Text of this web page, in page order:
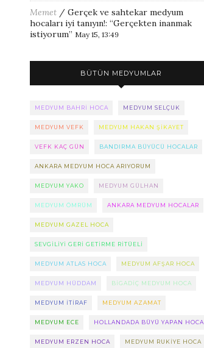
Memet / Gerçek ve sahtekar medyum
hocaları iyi tanıyın!: “Gerçekten inanmak
istiyorum” May 15, 13:49
BÜTÜN MEDYUMLAR
MEDYUM BAHRI HOCA MEDYUM SELÇUK
MEDYUM VEFK MEDYUM HAKAN ŞIKAYET
VEFK KAÇ GÜN BANDIRMA BÜYÜCÜ HOCALAR
ANKARA MEDYUM HOCA ARIYORUM
MEDYUM YAKO MEDYUM GÜLHAN
MEDYUM ÖMRÜM ANKARA MEDYUM HOCALAR
MEDYUM GAZEL HOCA
SEVGILIYI GERI GETIRME RITÜELI
MEDYUM ATLAS HOCA MEDYUM AFŞAR HOCA
MEDYUM HÜDDAM BIGADIÇ MEDYUM HOCA
MEDYUM ITIRAF MEDYUM AZAMAT
MEDYUM ECE HOLLANDADA BÜYÜ YAPAN HOCA
MEDYUM ERZEN HOCA MEDYUM RUKIYE HOCA